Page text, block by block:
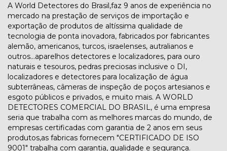
A World Detectores do Brasil,faz 9 anos de experiência no
mercado na prestação de serviços de importação e
exportação de produtos de altíssima qualidade de
tecnologia de ponta inovadora, fabricados por fabricantes
alemão, americanos, turcos, israelenses, autralianos e
outros...aparelhos detectores e localizadores, para ouro
naturais e tesouros, pedras preciosas inclusive o DI,
localizadores e detectores para localização de água
subterrâneas, câmeras de inspeção de poços artesianos e
esgoto públicos e privados, e muito mais. A WORLD
DETECTORES COMERCIAL DO BRASIL, é uma empresa
seria que trabalha com as melhores marcas do mundo, de
empresas certificadas com garantia de 2 anos em seus
produtos,as fabricas fornecem "CERTIFICADO DE ISO
9001" trabalha com garantia, qualidade e segurança.